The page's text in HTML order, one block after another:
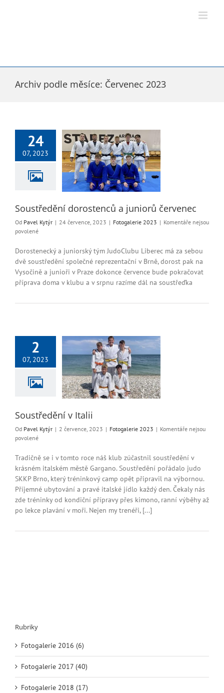
Archiv podle měsíce: Červenec 2023
24
07, 2023
dorostenců a
červenec
2023
Soustředění dorostenců a juniorů červenec
Od Pavel Kytýr | 24 července, 2023 | Fotogalerie 2023 | Komentáře nejsou
povolenéu
s
názvem
dorostenců
a
červenec
Dorostenecký a juniorský tým JudoClubu Liberec má za sebou
dvě soustředění společné reprezentační v Brně, dorost pak na
Vysočině a junioři v Praze dokonce července bude pokračovat
příprava doma v klubu a v srpnu razíme dál na soustřeďka
2
07, 2023
2023
Soustředění v Italii
Od Pavel Kytýr | 2 července, 2023 | Fotogalerie 2023 | Komentáře nejsou
povolenéu
s
názvem
Soustředění
v
Italii
Tradičně se i v tomto roce náš klub zúčastnil soustředění v
krásném italském městě Gargano. Soustředění pořádalo judo
SKKP Brno, který tréninkový camp opět připravil na výbornou.
Příjemné ubytování a pravé italské jídlo každý den. Čekaly nás
zde tréninky od kondiční přípravy přes kimono, ranní výběhy až
po lekce plavání v moři. Nejen my trenéři, [...]
Rubriky
Fotogalerie 2016 (6)
Fotogalerie 2017 (40)
Fotogalerie 2018 (17)